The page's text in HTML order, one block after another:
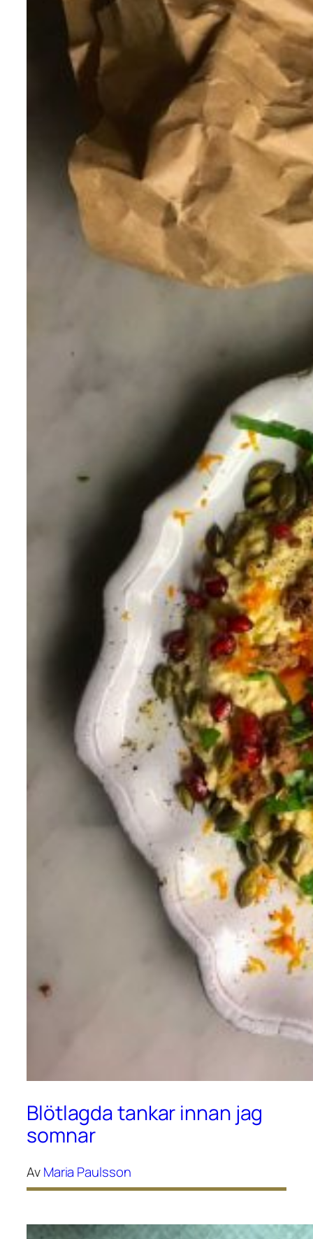
Blötlagda tankar innan jag
somnar
AvMaria Paulsson